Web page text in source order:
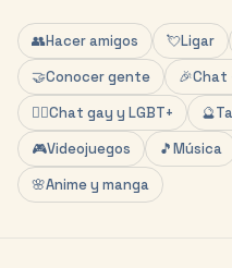
👥Hacer amigos 💘Ligar
🤝Conocer gente 🎉Chat
🏳️‍🌈Chat gay y LGBT+ 🔮
🎮Videojuegos 🎵Música
🌸Anime y manga